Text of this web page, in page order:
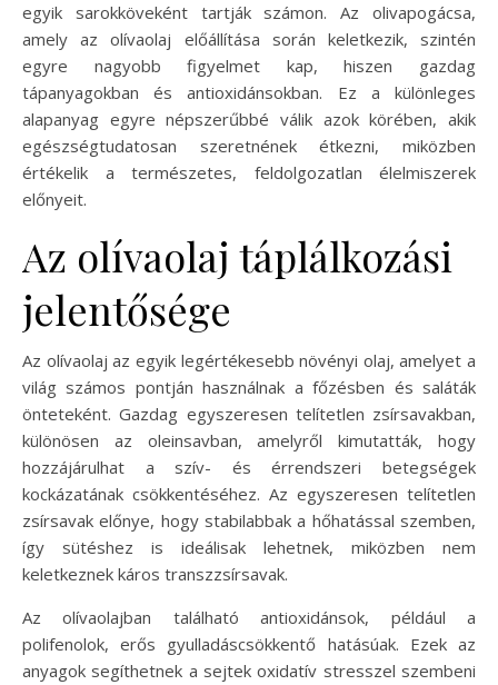
egyik sarokköveként tartják számon. Az olivapogácsa,
amely az olívaolaj előállítása során keletkezik, szintén
egyre nagyobb figyelmet kap, hiszen gazdag
tápanyagokban és antioxidánsokban. Ez a különleges
alapanyag egyre népszerűbbé válik azok körében, akik
egészségtudatosan szeretnének étkezni, miközben
értékelik a természetes, feldolgozatlan élelmiszerek
előnyeit.
Az olívaolaj táplálkozási
jelentősége
Az olívaolaj az egyik legértékesebb növényi olaj, amelyet a
világ számos pontján használnak a főzésben és saláták
önteteként. Gazdag egyszeresen telítetlen zsírsavakban,
különösen az oleinsavban, amelyről kimutatták, hogy
hozzájárulhat a szív- és érrendszeri betegségek
kockázatának csökkentéséhez. Az egyszeresen telítetlen
zsírsavak előnye, hogy stabilabbak a hőhatással szemben,
így sütéshez is ideálisak lehetnek, miközben nem
keletkeznek káros transzzsírsavak.
Az olívaolajban található antioxidánsok, például a
polifenolok, erős gyulladáscsökkentő hatásúak. Ezek az
anyagok segíthetnek a sejtek oxidatív stresszel szembeni